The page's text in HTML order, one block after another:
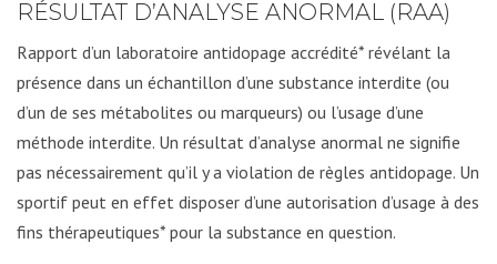
RÉSULTAT D’ANALYSE ANORMAL (RAA)
Rapport d’un laboratoire antidopage accrédité* révélant la
présence dans un échantillon d’une substance interdite (ou
d’un de ses métabolites ou marqueurs) ou l’usage d’une
méthode interdite. Un résultat d’analyse anormal ne signifie
pas nécessairement qu’il y a violation de règles antidopage. Un
sportif peut en effet disposer d’une autorisation d’usage à des
fins thérapeutiques* pour la substance en question.